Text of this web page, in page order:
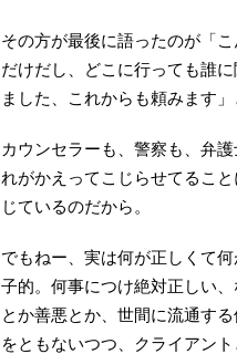
その方が最後に語ったのが「
だけだし、どこに行っても誰
ました、これからも頼みます」
カウンセラーも、警察も、弁
れがかえってこじらせてるこ
じているのだから。
でもねー、実は何が正しくて
子的。何事につけ絶対正しい
とか善悪とか、世間に流通す
をともないつつ、クライアン